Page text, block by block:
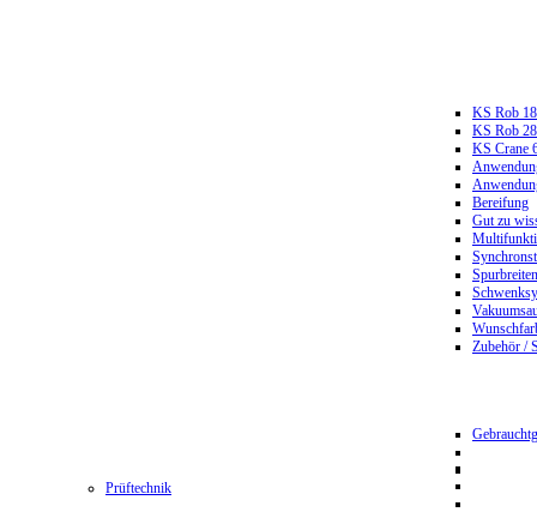
KS Rob
KS Rob
KS Crane
Bereifung
Gut zu
Zubehör /
Prüftechnik